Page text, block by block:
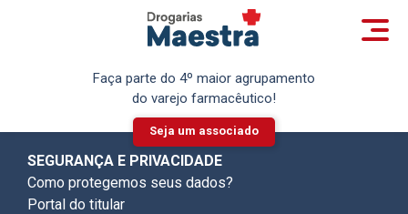
Faça parte do 4º maior agrupamento
do varejo farmacêutico!
Seja um associado
Central de atendimento
Rua Dr. Anesio Augusto do Amaral, 249 - Jd. Sta
SEGURANÇA E PRIVACIDADE
Como protegemos seus dados?
Portal do titular